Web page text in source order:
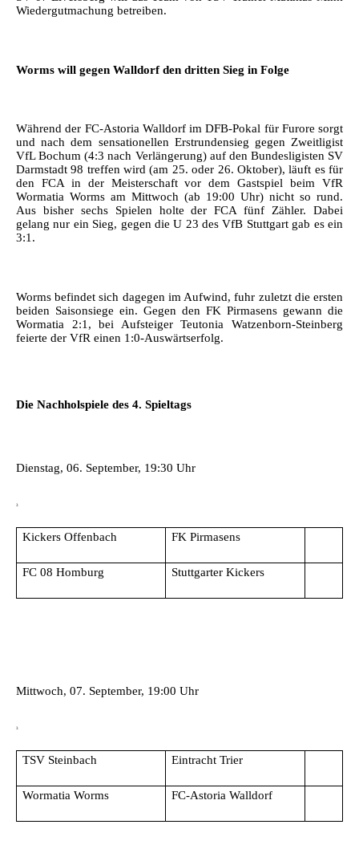
Wiedergutmachung betreiben.
Worms will gegen Walldorf den dritten Sieg in Folge
Während der FC-Astoria Walldorf im DFB-Pokal für Furore sorgt
und nach dem sensationellen Erstrundensieg gegen Zweitligist
VfL Bochum (4:3 nach Verlängerung) auf den Bundesligisten SV
Darmstadt 98 treffen wird (am 25. oder 26. Oktober), läuft es für
den FCA in der Meisterschaft vor dem Gastspiel beim VfR
Wormatia Worms am Mittwoch (ab 19:00 Uhr) nicht so rund.
Aus bisher sechs Spielen holte der FCA fünf Zähler. Dabei
gelang nur ein Sieg, gegen die U 23 des VfB Stuttgart gab es ein
3:1.
Worms befindet sich dagegen im Aufwind, fuhr zuletzt die ersten
beiden Saisonsiege ein. Gegen den FK Pirmasens gewann die
Wormatia 2:1, bei Aufsteiger Teutonia Watzenborn-Steinberg
feierte der VfR einen 1:0-Auswärtserfolg.
Die Nachholspiele des 4. Spieltags
Dienstag, 06. September, 19:30 Uhr
3
Kickers Offenbach FK Pirmasens
FC 08 Homburg Stuttgarter Kickers
Mittwoch, 07. September, 19:00 Uhr
3
TSV Steinbach Eintracht Trier
Wormatia Worms FC-Astoria Walldorf